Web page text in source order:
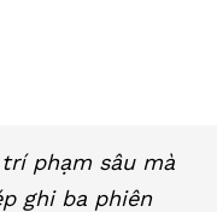
phạm sâu mà
ghi ba phiên